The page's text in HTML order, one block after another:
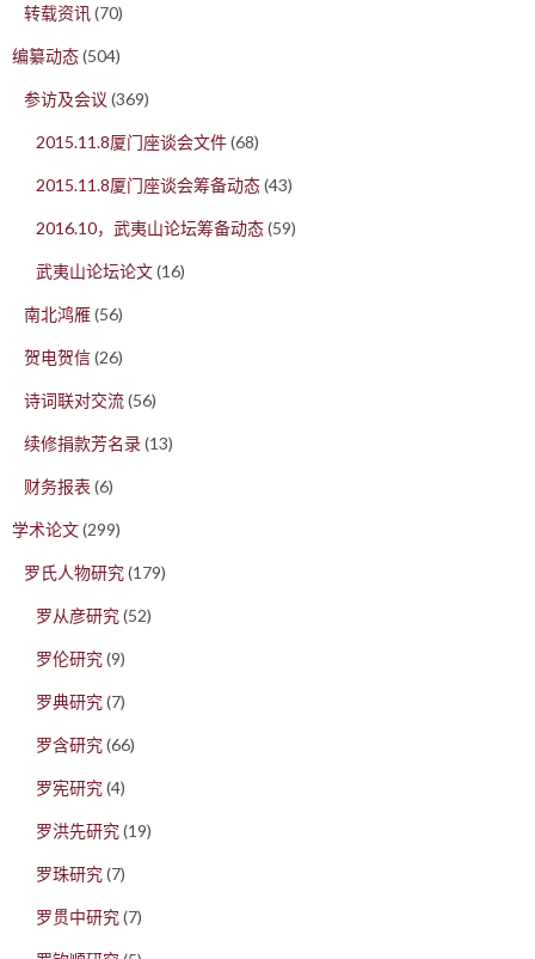
转载资讯(70)
编纂动态(504)
参访及会议 (369)
2015.11.8厦门座谈会文件(68)
2015.11.8厦门座谈会筹备动态(43)
2016.10，武夷山论坛筹备动态(59)
武夷山论坛论文(16)
南北鸿雁(56)
贺电贺信(26)
诗词联对交流(56)
续修捐款芳名录(13)
财务报表 (6)
学术论文(299)
罗氏人物研究(179)
罗从彦研究(52)
罗伦研究(9)
罗典研究(7)
罗含研究(66)
罗宪研究(4)
罗洪先研究(19)
罗珠研究(7)
罗贯中研究(7)